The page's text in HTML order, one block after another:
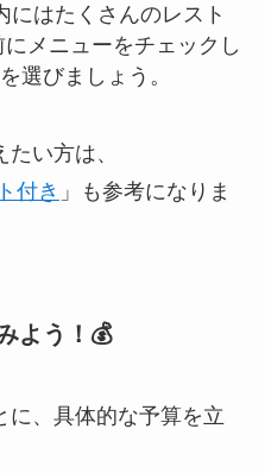
にはたくさんのレスト
メニューをチェックし
選びましょう。
い方は、
付き 」も参考になりま
よう！💰
に、具体的な予算を立